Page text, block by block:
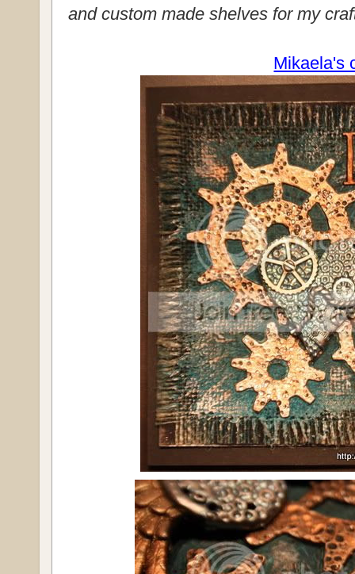
and custom made shelves for my
Mikaela's